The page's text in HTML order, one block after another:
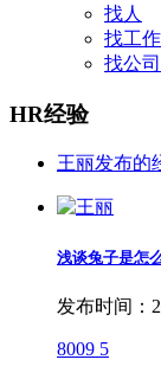
找人
找工作
找公司
HR经验
王丽发布的
浅谈兔子是怎
发布时间：
8009 5